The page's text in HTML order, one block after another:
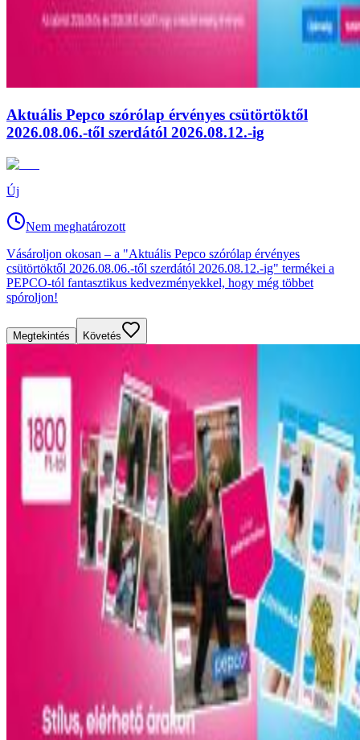
Aktuális Pepco szórólap érvényes csütörtöktől
2026.08.06.-től szerdától 2026.08.12.-ig
Új
Nem meghatározott
Vásároljon okosan – a "Aktuális Pepco szórólap érvényes
csütörtöktől 2026.08.06.-től szerdától 2026.08.12.-ig" termékei a
PEPCO-tól fantasztikus kedvezményekkel, hogy még többet
spóroljon!
Megtekintés Követés